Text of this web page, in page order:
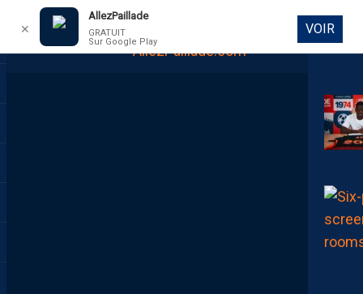
DIRECT
✕
AllezPaillade
GRATUIT
Sur Google Play
VOIR